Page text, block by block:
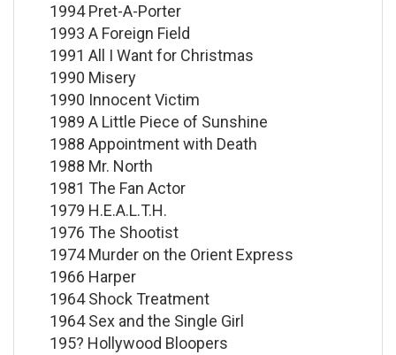
1994 Pret-A-Porter
1993 A Foreign Field
1991 All I Want for Christmas
1990 Misery
1990 Innocent Victim
1989 A Little Piece of Sunshine
1988 Appointment with Death
1988 Mr. North
1981 The Fan Actor
1979 H.E.A.L.T.H.
1976 The Shootist
1974 Murder on the Orient Express
1966 Harper
1964 Shock Treatment
1964 Sex and the Single Girl
195? Hollywood Bloopers